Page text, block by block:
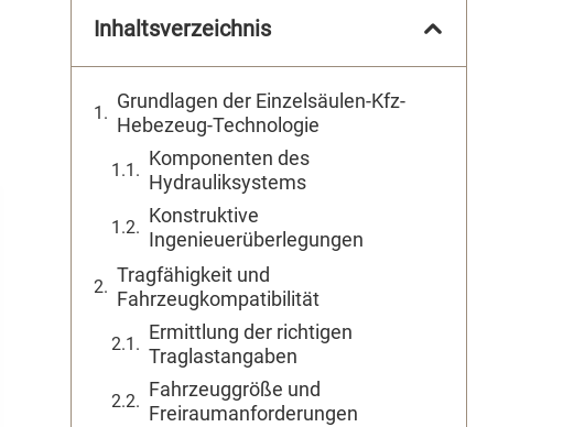
Inhaltsverzeichnis
Grundlagen der Einzelsäulen-Kfz-
Hebezeug-Technologie
Komponenten des
Hydrauliksystems
Konstruktive
Ingenieuerüberlegungen
Tragfähigkeit und
Fahrzeugkompatibilität
Ermittlung der richtigen
Traglastangaben
Fahrzeuggröße und
Freiraumanforderungen